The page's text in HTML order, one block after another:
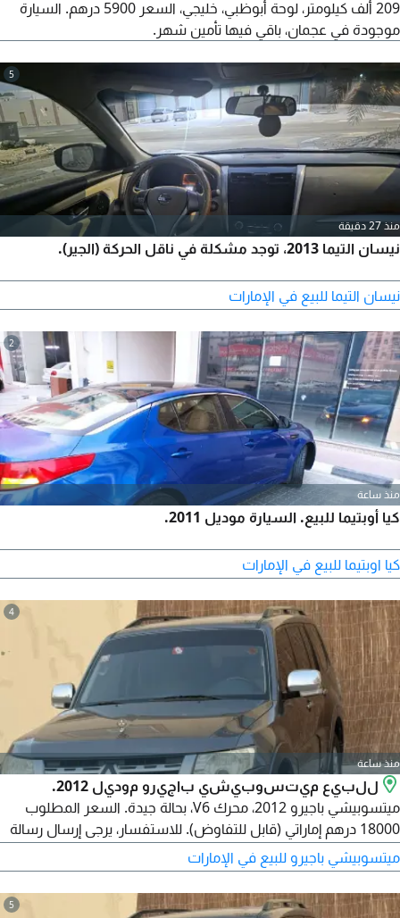
209 ألف كيلومتر، لوحة أبوظبي، خليجي، السعر 5900 درهم. السيارة
موجودة في عجمان، باقي فيها تأمين شهر.
5
منذ 27 دقيقة
نيسان التيما 2013، توجد مشكلة في ناقل الحركة (الجير).
نيسان التيما للبيع في الإمارات
2
منذ ساعة
كيا أوبتيما للبيع. السيارة موديل 2011.
كيا اوبتيما للبيع في الإمارات
4
منذ ساعة
للبيع ميتسوبيشي باجيرو موديل 2012.
ميتسوبيشي باجيرو 2012، محرك V6، بحالة جيدة. السعر المطلوب
18000 درهم إماراتي (قابل للتفاوض). للاستفسار، يرجى إرسال رسالة
واتساب أو الاتصال على الرقم 050 443 18.
ميتسوبيشي باجيرو للبيع في الإمارات
5